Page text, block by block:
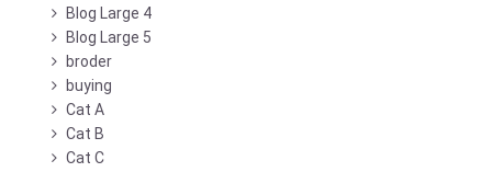
Blog Large 4
Blog Large 5
broder
buying
Cat A
Cat B
Cat C